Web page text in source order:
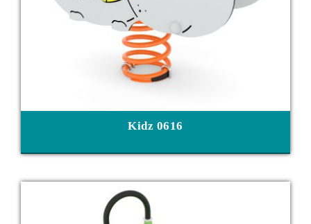
Kidz 0616